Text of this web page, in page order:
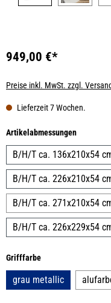
949,00 €*
Preise inkl. MwSt. zzgl.
Lieferzeit 7 Wochen.
Artikelabmessungenauswählen
B/H/T ca. 136x210x54
B/H/T ca. 226x210x54
B/H/T ca. 271x210x54
B/H/T ca. 226x229x54
Grifffarbeauswählen
grau metallic